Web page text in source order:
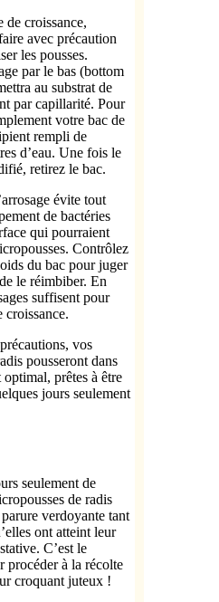
de croissance,
avec précaution
les pousses.
par le bas (bottom
au substrat de
par capillarité. Pour
votre bac de
rempli de
d’eau. Une fois le
retirez le bac.
évite tout
de bactéries
qui pourraient
Contrôlez
du bac pour juger
le réimbiber. En
suffisent pour
croissance.
vos
pousseront dans
prêtes à être
jours seulement
seulement de
de radis
verdoyante tant
ont atteint leur
C’est le
procéder à la récolte
croquant juteux !